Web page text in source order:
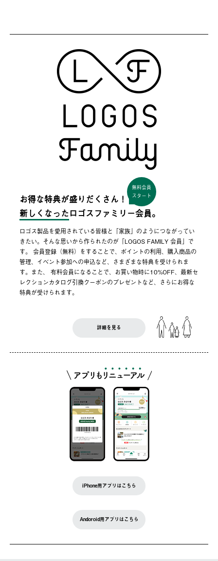
お得な特典が盛りだくさん！
無料会員
スタート
新しくなった ロゴスファミリー会員。
ロゴス製品を愛用されている皆様と「家族」のようにつながってい
きたい。そんな思いから作られたのが「LOGOS FAMILY 会員」で
す。 会員登録（無料）をすることで、ポイントの利用、購入商品の
管理、イベント参加への申込など、さまざまな特典を受けられま
す。また、 有料会員になることで、お買い物時に10%OFF、最新セ
レクションカタログ引換クーポンのプレゼントなど、さらにお得な
特典が受けられます。
詳細を見る
iPhone用アプリはこちら
Andoroid用アプリはこちら